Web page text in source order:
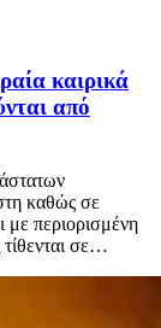
καιρικά
από
καθώς σε
με περιορισμένη
τίθενται σε…